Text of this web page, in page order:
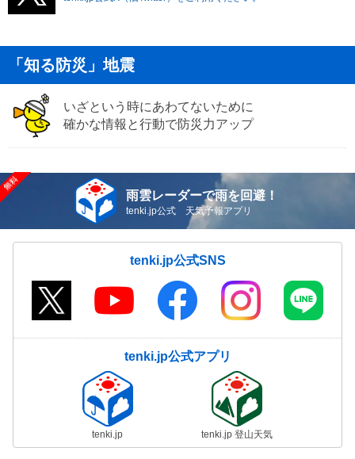
「知る防災」地震
いざという時にあわてないために
確かな情報と行動で防災力アップ
雨雲レーダーで雨を回避！
tenki.jp公式 天気予報アプリ
tenki.jp公式SNS
tenki.jp公式アプリ
tenki.jp tenki.jp 登山天気